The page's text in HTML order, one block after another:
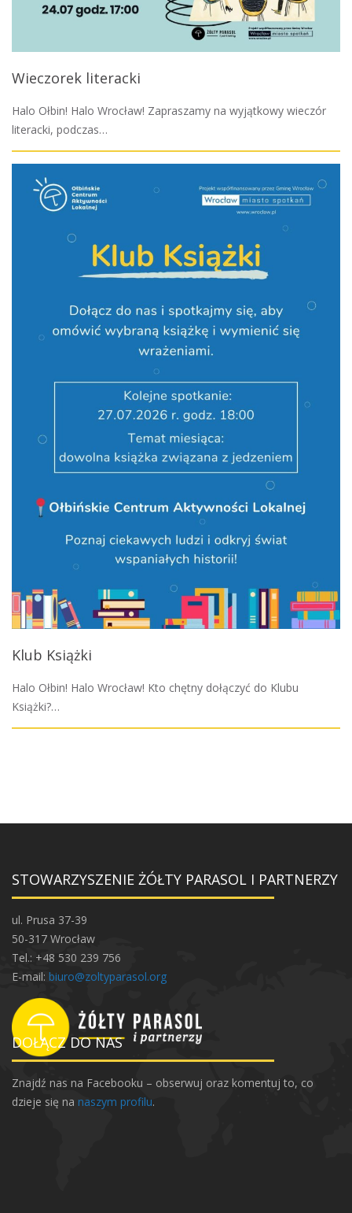
Wieczorek literacki
Halo Ołbin! Halo Wrocław! Zapraszamy na wyjątkowy wieczór
literacki, podczas…
Klub Książki
Halo Ołbin! Halo Wrocław! Kto chętny dołączyć do Klubu
Książki?…
STOWARZYSZENIE ŻÓŁTY PARASOL I PARTNERZY
ul. Prusa 37-39
50-317 Wrocław
Tel.: +48 530 239 756
E-mail: biuro@zoltyparasol.org
DOŁĄCZ DO NAS
Znajdź nas na Facebooku – obserwuj oraz komentuj to, co
dzieje się na naszym profilu.